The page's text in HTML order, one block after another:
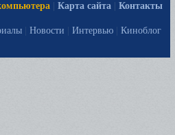
Карта сайта
Контакты
Новости Интервью Киноблог